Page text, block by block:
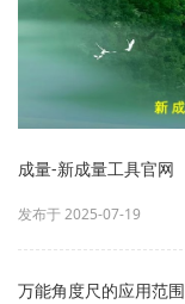
成量-新成量工具官网
发布于 2025-07-19
万能角度尺的应用范围